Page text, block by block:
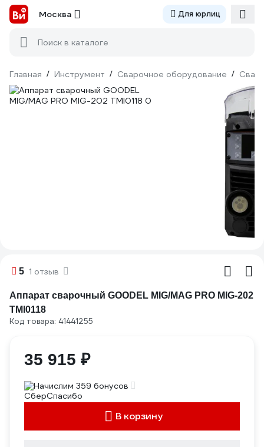
Москва Для юрлиц
Поиск в каталоге
Главная / Инструмент / Сварочное оборудование /
5 1 отзыв
Аппарат сварочный GOODEL MIG/MAG PRO MIG-202
TMI0118
Код товара: 41441255
35 915 ₽
Начислим 359 бонусов
В корзину